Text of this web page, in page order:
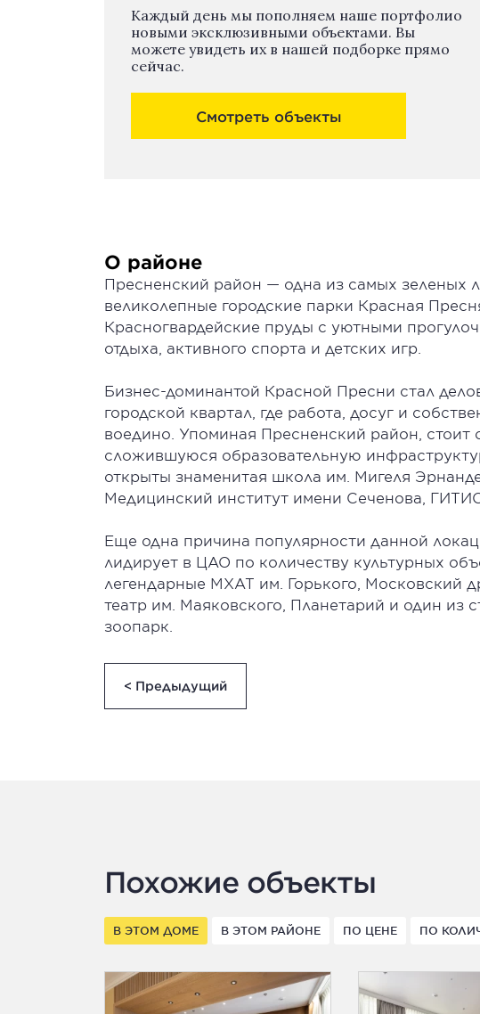
Каждый день мы пополняем наше портфолио
новыми эксклюзивными объектами. Вы
можете увидеть их в нашей подборке прямо
сейчас.
Смотреть объекты
О районе
Пресненский район — одна из самых зеленых
великолепные городские парки Красная
Красногвардейские пруды с уютными
отдыха, активного спорта и детских игр.
Бизнес-доминантой Красной Пресни стал
городской квартал, где работа, досуг и
воедино. Упоминая Пресненский район, стоит
сложившуюся образовательную
открыты знаменитая школа им. Мигеля
Медицинский институт имени Сеченова,
Еще одна причина популярности данной
лидирует в ЦАО по количеству культурных
легендарные МХАТ им. Горького, Московский
театр им. Маяковского, Планетарий и один из
зоопарк.
< Предыдущий
Похожие объекты
В ЭТОМ ДОМЕ В ЭТОМ РАЙОНЕ ПО ЦЕНЕ ПО